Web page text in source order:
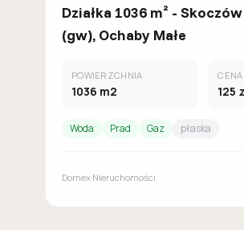
Działka 1036 m² - Skoczów
(gw), Ochaby Małe
POWIERZCHNIA
1036 m2 125
Woda Prad Gaz płaska
Domex Nieruchomości